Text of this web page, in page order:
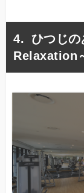
ひつじ
Relaxation